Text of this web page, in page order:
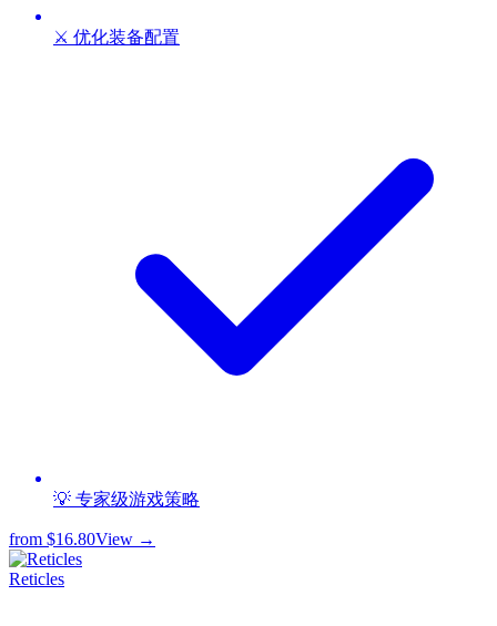
⚔️ 优化装备配置
💡 专家级游戏策略
from $16.80View →
Reticles